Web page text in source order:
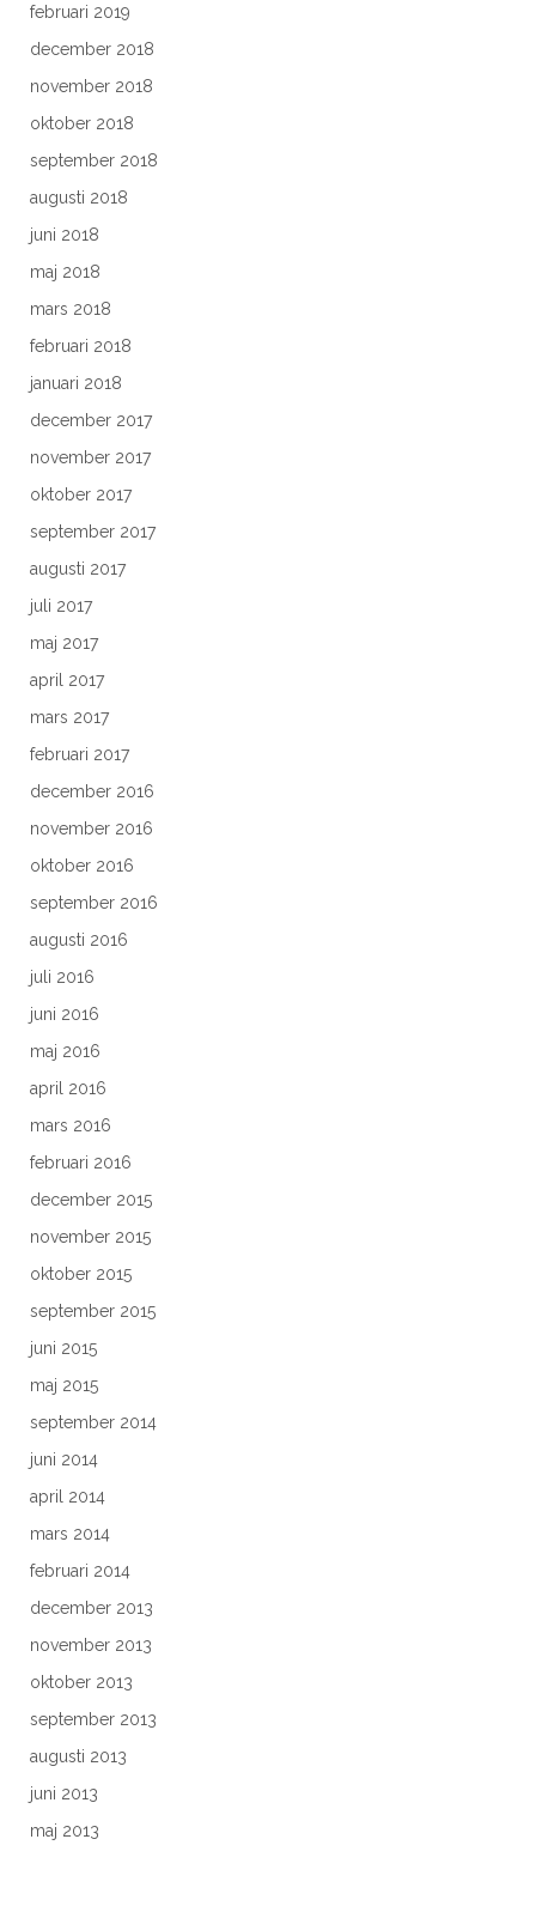
februari 2019
december 2018
november 2018
oktober 2018
september 2018
augusti 2018
juni 2018
maj 2018
mars 2018
februari 2018
januari 2018
december 2017
november 2017
oktober 2017
september 2017
augusti 2017
juli 2017
maj 2017
april 2017
mars 2017
februari 2017
december 2016
november 2016
oktober 2016
september 2016
augusti 2016
juli 2016
juni 2016
maj 2016
april 2016
mars 2016
februari 2016
december 2015
november 2015
oktober 2015
september 2015
juni 2015
maj 2015
september 2014
juni 2014
april 2014
mars 2014
februari 2014
december 2013
november 2013
oktober 2013
september 2013
augusti 2013
juni 2013
maj 2013